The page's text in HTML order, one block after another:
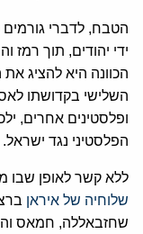
הטבח, לדברי
ידי יהודים, תוך רמז
הכוונה היא להציג
השלישי בקדושתו
ופלסטינים אחרים,
הפלסטיני נגד ישראל.
ללא קשר לאופן שבו
שלוחיה של איראן
שחזבאללה, חמאס